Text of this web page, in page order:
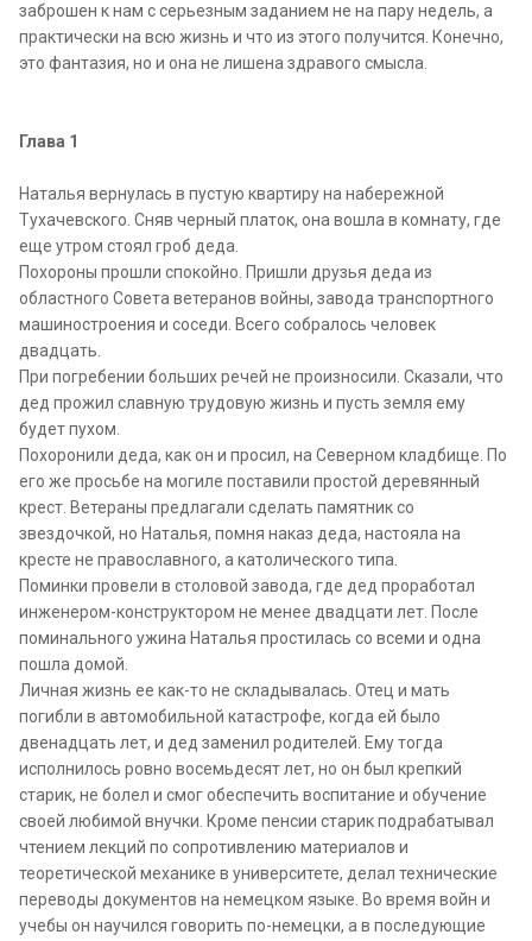
заброшен к нам с серьезным заданием не на пару недель, а
практически на всю жизнь и что из этого получится. Конечно,
это фантазия, но и она не лишена здравого смысла.
Глава 1
Наталья вернулась в пустую квартиру на набережной
Тухачевского. Сняв черный платок, она вошла в комнату, где
еще утром стоял гроб деда.
Похороны прошли спокойно. Пришли друзья деда из
областного Совета ветеранов войны, завода транспортного
машиностроения и соседи. Всего собралось человек
двадцать.
При погребении больших речей не произносили. Сказали, что
дед прожил славную трудовую жизнь и пусть земля ему
будет пухом.
Похоронили деда, как он и просил, на Северном кладбище. По
его же просьбе на могиле поставили простой деревянный
крест. Ветераны предлагали сделать памятник со
звездочкой, но Наталья, помня наказ деда, настояла на
кресте не православного, а католического типа.
Поминки провели в столовой завода, где дед проработал
инженером-конструктором не менее двадцати лет. После
поминального ужина Наталья простилась со всеми и одна
пошла домой.
Личная жизнь ее как-то не складывалась. Отец и мать
погибли в автомобильной катастрофе, когда ей было
двенадцать лет, и дед заменил родителей. Ему тогда
исполнилось ровно восемьдесят лет, но он был крепкий
старик, не болел и смог обеспечить воспитание и обучение
своей любимой внучки. Кроме пенсии старик подрабатывал
чтением лекций по сопротивлению материалов и
теоретической механике в университете, делал технические
переводы документов на немецком языке. Во время войн и
учебы он научился говорить по-немецки, а в последующие